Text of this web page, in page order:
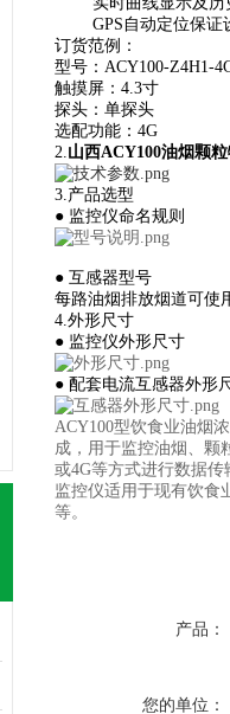
GPS自动定位保证
订货范例：
型号：ACY100-Z4H1-
触摸屏：4.3寸
探头：单探头
选配功能：4G
2.山西ACY100油烟颗
3.产品选型
● 监控仪命名规则
● 互感器型号
每路油烟排放烟道可使
4.外形尺寸
● 监控仪外形尺寸
● 配套电流互感器外形
ACY100型饮食业油烟
成，用于监控油烟、颗
或4G等方式进行数据
监控仪适用于现有饮食
等。
产品：
您的单位：